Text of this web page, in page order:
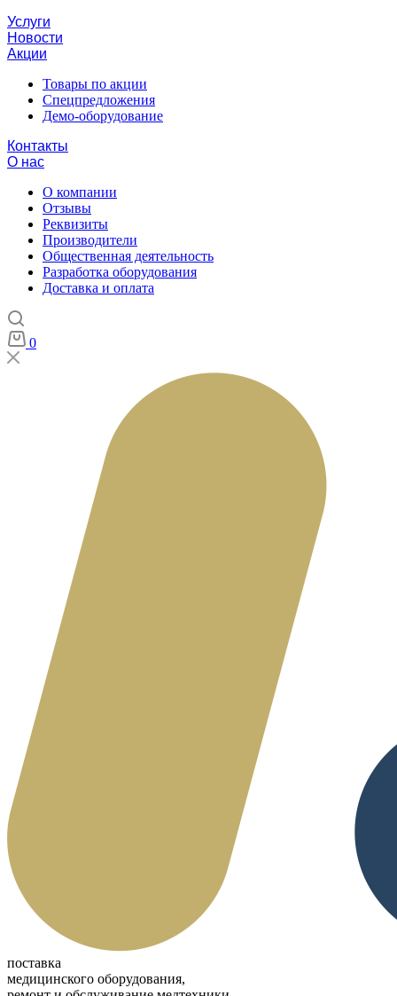
Услуги
Новости
Акции
Товары по акции
Спецпредложения
Демо-оборудование
Контакты
О нас
О компании
Отзывы
Реквизиты
Производители
Общественная деятельность
Разработка оборудования
Доставка и оплата
0
поставка
медицинского оборудования,